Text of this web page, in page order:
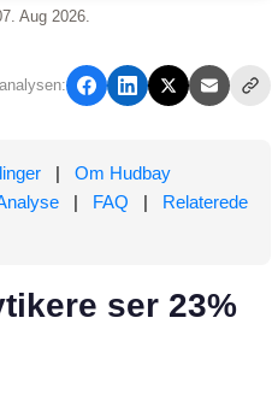
Aug 2026.
|
Om Hudbay
| FAQ |
Relaterede
ser 23%